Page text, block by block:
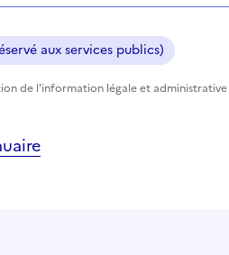
aux services publics)
de l'information légale et